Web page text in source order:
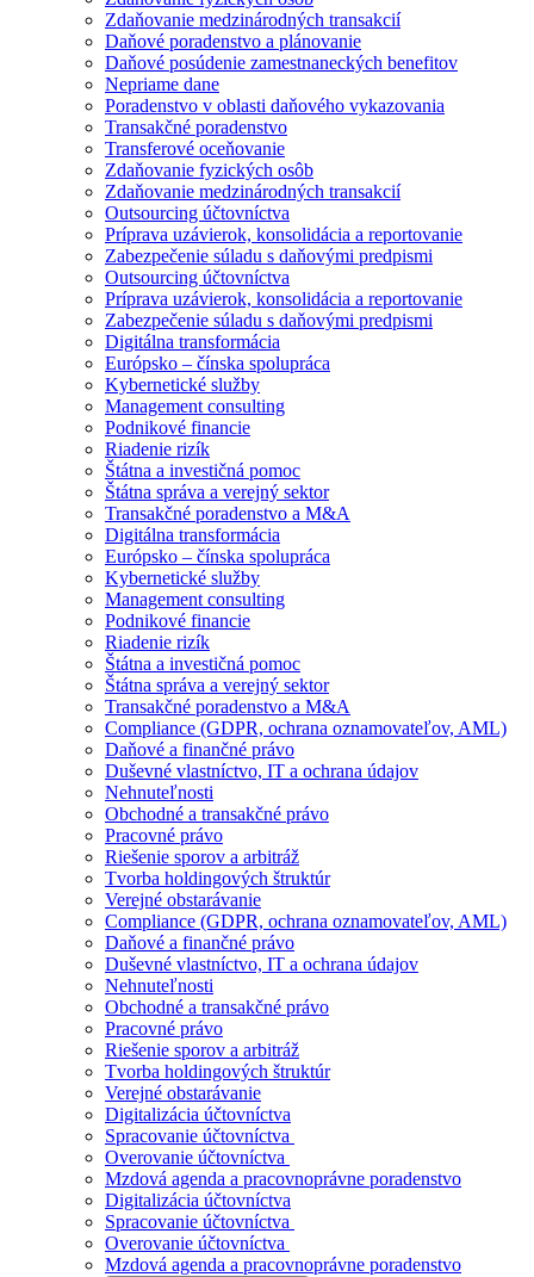
Zdaňovanie medzinárodných transakcií
Daňové poradenstvo a plánovanie
Daňové posúdenie zamestnaneckých benefitov
Nepriame dane
Poradenstvo v oblasti daňového vykazovania
Transakčné poradenstvo
Transferové oceňovanie
Zdaňovanie fyzických osôb
Zdaňovanie medzinárodných transakcií
Outsourcing účtovníctva
Príprava uzávierok, konsolidácia a reportovanie
Zabezpečenie súladu s daňovými predpismi
Outsourcing účtovníctva
Príprava uzávierok, konsolidácia a reportovanie
Zabezpečenie súladu s daňovými predpismi
Digitálna transformácia
Európsko – čínska spolupráca
Kybernetické služby
Management consulting
Podnikové financie
Riadenie rizík
Štátna a investičná pomoc
Štátna správa a verejný sektor
Transakčné poradenstvo a M&A
Digitálna transformácia
Európsko – čínska spolupráca
Kybernetické služby
Management consulting
Podnikové financie
Riadenie rizík
Štátna a investičná pomoc
Štátna správa a verejný sektor
Transakčné poradenstvo a M&A
Compliance (GDPR, ochrana oznamovateľov, AML)
Daňové a finančné právo
Duševné vlastníctvo, IT a ochrana údajov
Nehnuteľnosti
Obchodné a transakčné právo
Pracovné právo
Riešenie sporov a arbitráž
Tvorba holdingových štruktúr
Verejné obstarávanie
Compliance (GDPR, ochrana oznamovateľov, AML)
Daňové a finančné právo
Duševné vlastníctvo, IT a ochrana údajov
Nehnuteľnosti
Obchodné a transakčné právo
Pracovné právo
Riešenie sporov a arbitráž
Tvorba holdingových štruktúr
Verejné obstarávanie
Digitalizácia účtovníctva
Spracovanie účtovníctva
Overovanie účtovníctva
Mzdová agenda a pracovnoprávne poradenstvo
Digitalizácia účtovníctva
Spracovanie účtovníctva
Overovanie účtovníctva
Mzdová agenda a pracovnoprávne poradenstvo